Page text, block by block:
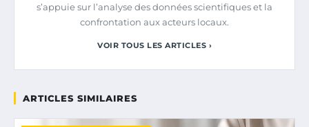
s’appuie sur l’analyse des données scientifiques et la
confrontation aux acteurs locaux.
VOIR TOUS LES ARTICLES ›
ARTICLES SIMILAIRES